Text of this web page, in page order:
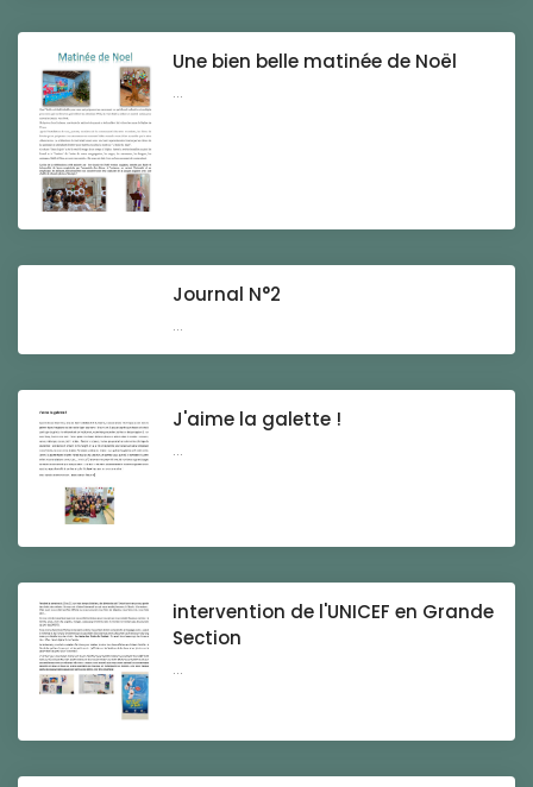
Une bien belle matinée de Noël
...
Journal N°2
...
J'aime la galette !
...
intervention de l'UNICEF en Grande
Section
...